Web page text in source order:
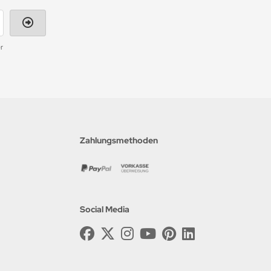
Zahlungsmethoden
Social Media